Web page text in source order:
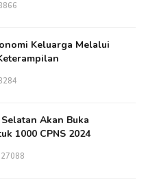
Keluarga Melalui
Akan Buka
1000 CPNS 2024
27088